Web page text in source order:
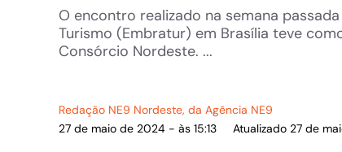
O encontro realizado na semana
Turismo (Embratur) em Brasília teve
Consórcio Nordeste. ...
Redação NE9 Nordeste, da Agência NE9
27 de maio de 2024 - às 15:13
Atualizado 27 de